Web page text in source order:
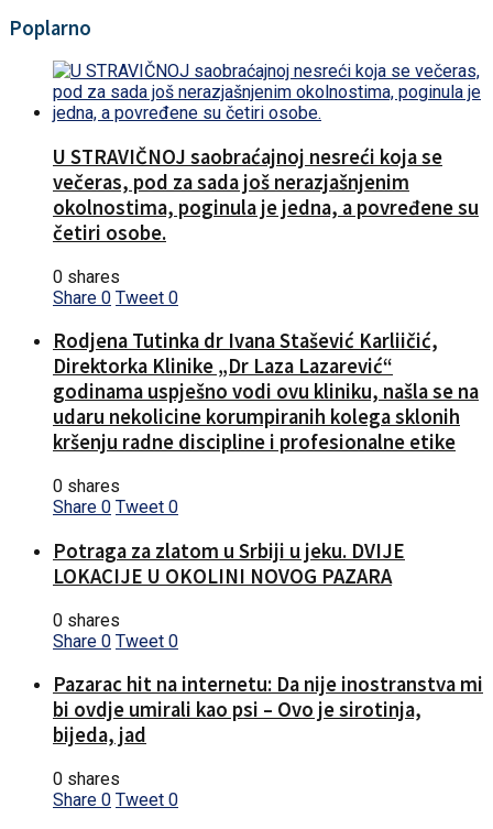
Poplarno
U STRAVIČNOJ saobraćajnoj nesreći koja se
večeras, pod za sada još nerazjašnjenim
okolnostima, poginula je jedna, a povređene su
četiri osobe.
0 shares
Share 0 Tweet 0
Rodjena Tutinka dr Ivana Stašević Karliičić,
Direktorka Klinike „Dr Laza Lazarević“
godinama uspješno vodi ovu kliniku, našla se na
udaru nekolicine korumpiranih kolega sklonih
kršenju radne discipline i profesionalne etike
0 shares
Share 0 Tweet 0
Potraga za zlatom u Srbiji u jeku. DVIJE
LOKACIJE U OKOLINI NOVOG PAZARA
0 shares
Share 0 Tweet 0
Pazarac hit na internetu: Da nije inostranstva mi
bi ovdje umirali kao psi – Ovo je sirotinja,
bijeda, jad
0 shares
Share 0 Tweet 0